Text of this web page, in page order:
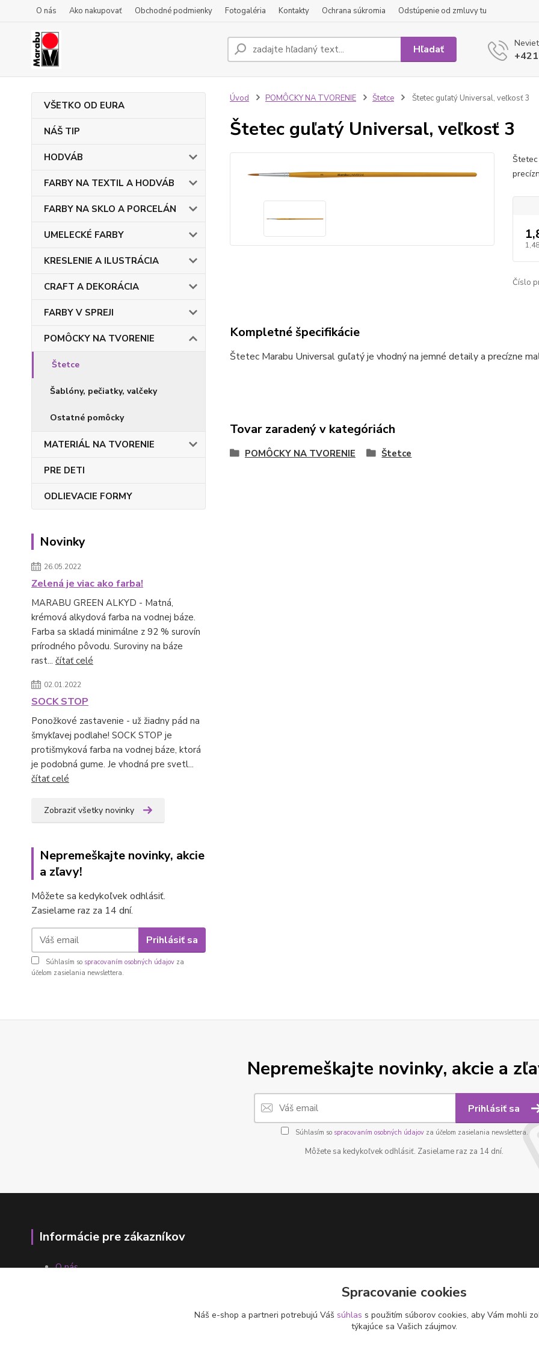
O nás Ako nakupovať Obchodné podmienky Fotogaléria Kontakty Ochrana súkromia Odstúpenie od zmluvy tu
Hľadať
VŠETKO OD EURA
NÁŠ TIP
HODVÁB
FARBY NA TEXTIL A HODVÁB
FARBY NA SKLO A PORCELÁN
UMELECKÉ FARBY
KRESLENIE A ILUSTRÁCIA
CRAFT A DEKORÁCIA
FARBY V SPREJI
POMÔCKY NA TVORENIE
Štetce
Šablóny, pečiatky, valčeky
Ostatné pomôcky
MATERIÁL NA TVORENIE
PRE DETI
ODLIEVACIE FORMY
Novinky
26.05.2022
Zelená je viac ako farba!
MARABU GREEN ALKYD - Matná,
krémová alkydová farba na vodnej báze.
Farba sa skladá minimálne z 92 % surovín
prírodného pôvodu. Suroviny na báze
rast... čítať celé
02.01.2022
SOCK STOP
Ponožkové zastavenie - už žiadny pád na
šmykľavej podlahe! SOCK STOP je
protišmyková farba na vodnej báze, ktorá
je podobná gume. Je vhodná pre svetl...
čítať celé
Zobraziť všetky novinky
Nepremeškajte novinky, akcie
a zľavy!
Môžete sa kedykoľvek odhlásiť.
Zasielame raz za 14 dní.
Prihlásiť sa
Súhlasím so spracovaním osobných údajov za
účelom zasielania newslettera.
Úvod POMÔCKY NA TVORENIE Štetce Štetec guľatý Universal, veľkosť 3
Štetec guľatý Universal, veľkosť 3
Číslo
Kompletné špecifikácie
Štetec Marabu Universal guľatý je vhodný na jemné detaily a precízne
Tovar zaradený v kategóriách
POMÔCKY NA TVORENIE Štetce
Nepremeškajte novinky, akcie a
Prihlásiť sa
Súhlasím so spracovaním osobných údajovza účelom zasielania newslettera.
Môžete sa kedykoľvek odhlásiť. Zasielame raz za 14 dní.
Informácie pre zákazníkov
O nás
Spracovanie cookies
Náš e-shop a partneri potrebujú Váš súhlas s použitím súborov cookies, aby Vám mohli
týkajúce sa Vašich záujmov.